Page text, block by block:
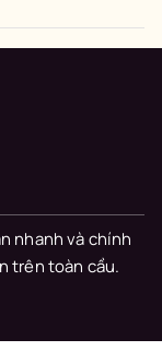
nhanh và chính
trên toàn cầu.